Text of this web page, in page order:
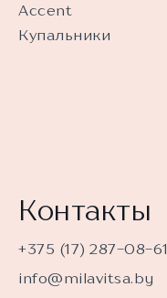
Accent
Купальники
Контакты
+375 (17) 287-08-61
info@milavitsa.by